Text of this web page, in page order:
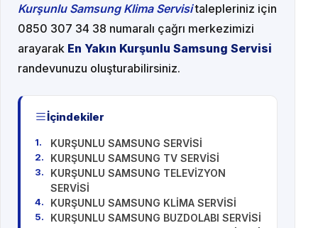
Kurşunlu Samsung Klima Servisitalepleriniz için
0850 307 34 38 numaralı çağrı merkezimizi
arayarak En Yakın Kurşunlu Samsung Servisi
randevunuzu oluşturabilirsiniz.
İçindekiler
KURŞUNLU SAMSUNG SERVİSİ
KURŞUNLU SAMSUNG TV SERVİSİ
KURŞUNLU SAMSUNG TELEVİZYON
SERVİSİ
KURŞUNLU SAMSUNG KLİMA SERVİSİ
KURŞUNLU SAMSUNG BUZDOLABI SERVİSİ